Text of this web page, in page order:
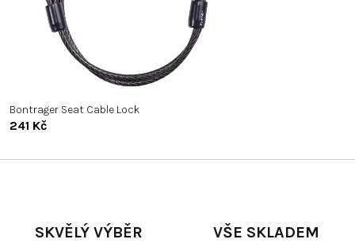
SKVĚLÝ VÝBĚR VŠE SKLADEM
Bontrager Seat Cable Lock
241 Kč